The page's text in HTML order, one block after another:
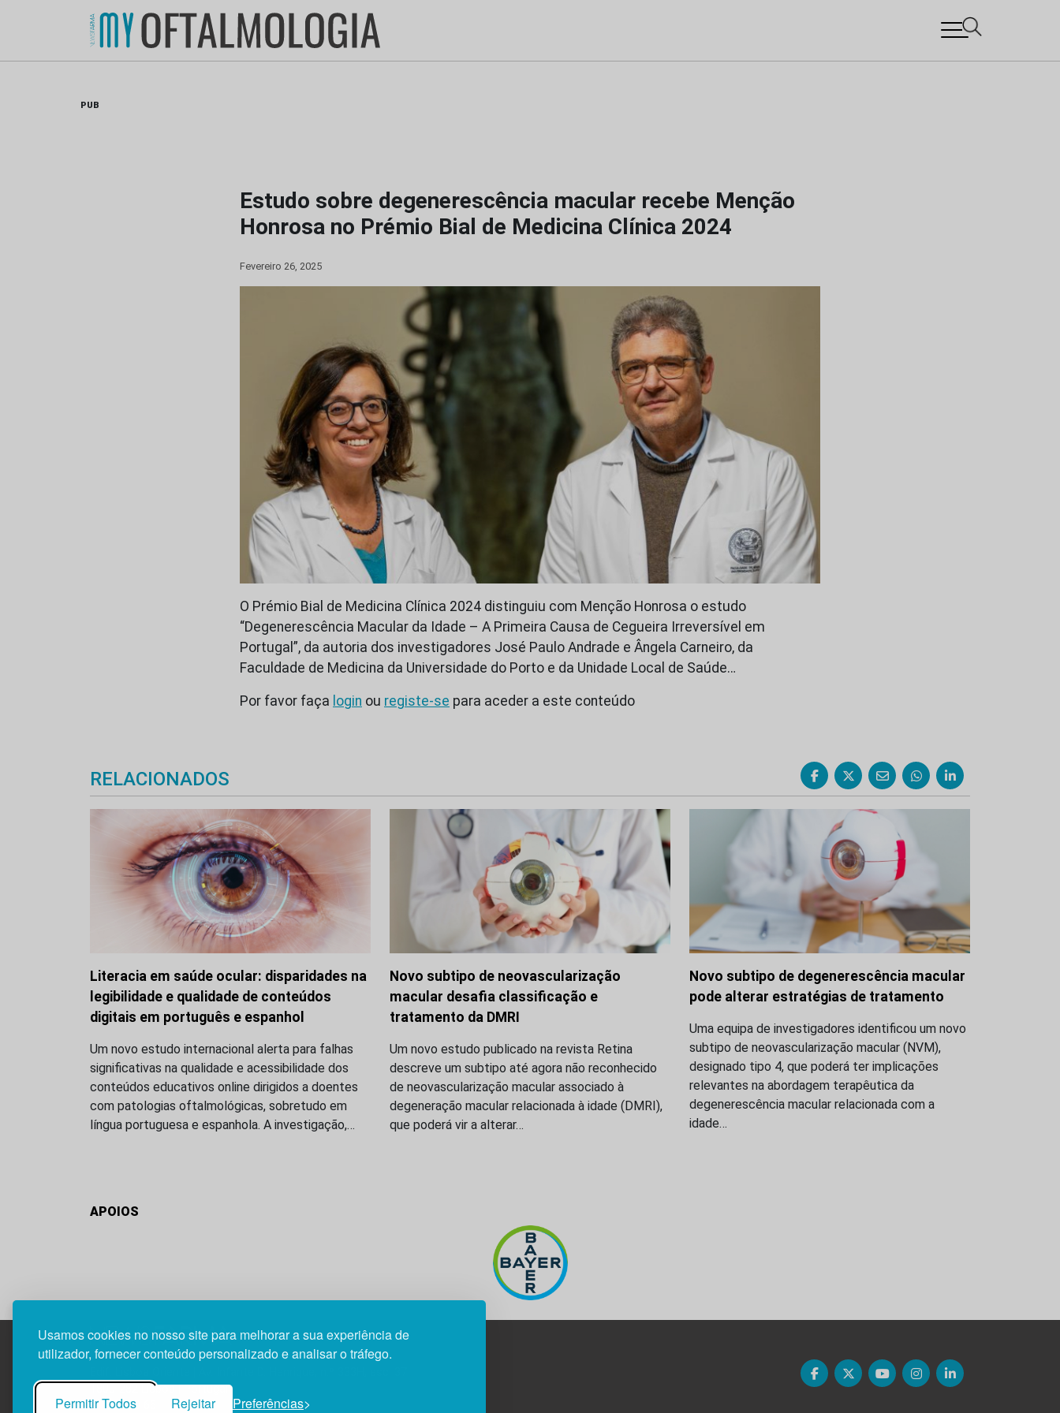
Usamos cookies no nosso site para melhorar a sua experiência de
utilizador, fornecer conteúdo personalizado e analisar o tráfego.
Permitir Todos Rejeitar Preferências
PUB
Estudo sobre degenerescência macular recebe Menção
Honrosa no Prémio Bial de Medicina Clínica 2024
Fevereiro 26, 2025
O Prémio Bial de Medicina Clínica 2024 distinguiu com Menção Honrosa o estudo
“Degenerescência Macular da Idade – A Primeira Causa de Cegueira Irreversível em
Portugal”, da autoria dos investigadores José Paulo Andrade e Ângela Carneiro, da
Faculdade de Medicina da Universidade do Porto e da Unidade Local de Saúde…
Por favor faça login ou registe-se para aceder a este conteúdo
RELACIONADOS
Literacia em saúde ocular: disparidades na
legibilidade e qualidade de conteúdos
digitais em português e espanhol
Um novo estudo internacional alerta para falhas
significativas na qualidade e acessibilidade dos
conteúdos educativos online dirigidos a doentes
com patologias oftalmológicas, sobretudo em
língua portuguesa e espanhola. A investigação,…
Novo subtipo de neovascularização
macular desafia classificação e
tratamento da DMRI
Um novo estudo publicado na revista Retina
descreve um subtipo até agora não reconhecido
de neovascularização macular associado à
degeneração macular relacionada à idade (DMRI),
que poderá vir a alterar…
Novo subtipo de degenerescência macular
pode alterar estratégias de tratamento
Uma equipa de investigadores identificou um novo
subtipo de neovascularização macular (NVM),
designado tipo 4, que poderá ter implicações
relevantes na abordagem terapêutica da
degenerescência macular relacionada com a
idade…
APOIOS
1800-282 Lisboa | Portugal
21 850 40 65